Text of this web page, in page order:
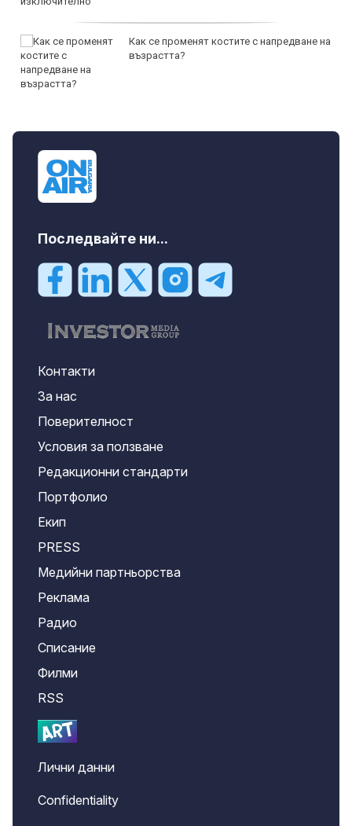
Как се променят костите с напредване на
възрастта?
Последвайте ни...
Контакти
За нас
Поверителност
Условия за ползване
Редакционни стандарти
Портфолио
Екип
PRESS
Медийни партньорства
Реклама
Радио
Списание
Филми
RSS
Лични данни
Confidentiality